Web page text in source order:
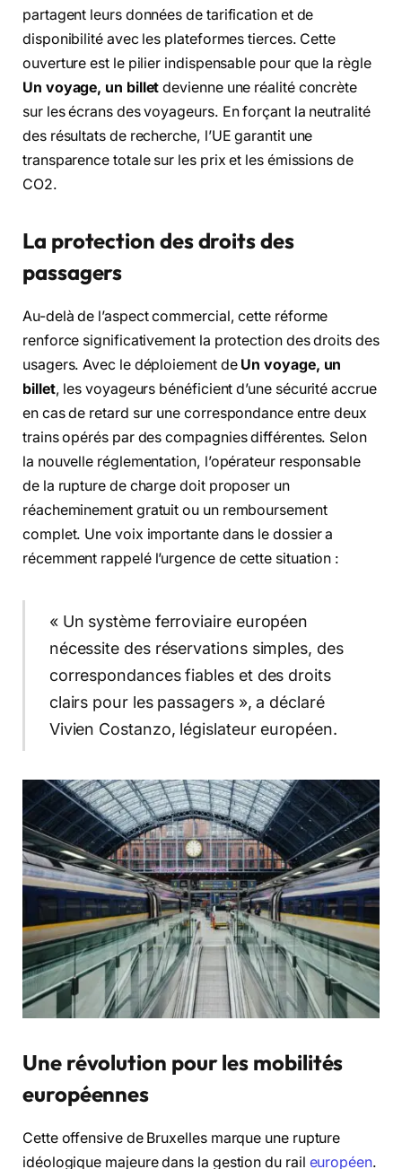
partagent leurs données de tarification et de
disponibilité avec les plateformes tierces. Cette
ouverture est le pilier indispensable pour que la règle
Un voyage, un billet devienne une réalité concrète
sur les écrans des voyageurs. En forçant la neutralité
des résultats de recherche, l’UE garantit une
transparence totale sur les prix et les émissions de
CO2.
La protection des droits des
passagers
Au-delà de l’aspect commercial, cette réforme
renforce significativement la protection des droits des
usagers. Avec le déploiement de Un voyage, un
billet, les voyageurs bénéficient d’une sécurité accrue
en cas de retard sur une correspondance entre deux
trains opérés par des compagnies différentes. Selon
la nouvelle réglementation, l’opérateur responsable
de la rupture de charge doit proposer un
réacheminement gratuit ou un remboursement
complet. Une voix importante dans le dossier a
récemment rappelé l’urgence de cette situation :
« Un système ferroviaire européen
nécessite des réservations simples, des
correspondances fiables et des droits
clairs pour les passagers », a déclaré
Vivien Costanzo, législateur européen.
Une révolution pour les mobilités
européennes
Cette offensive de Bruxelles marque une rupture
idéologique majeure dans la gestion du rail européen.